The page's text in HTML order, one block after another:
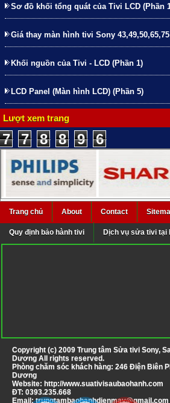
Sơ đồ khối tổng quát của Tivi LCD (Phần
Giá thay màn hình tivi Sony
Khối nguồn của Tivi - LCD (Phần 1)
LCD Panel (Màn hình LCD) (Phần 5)
Lượt xem trang
7 7 8 8 9 6
Trang chủ About Contact
Quy định bảo hành tivi Dịch vụ sửa tivi tại
Copyright (c) 2009 Trung tâm Sửa tivi Sony,
Dương All rights reserved.
Phòng chăm sóc khách hàng: 246 Điện Biên
Dương
Website: http://www.suativisaubaohanh.com
ĐT: 0393.235.668
Email:trungtambaohanhdienmay@gmail.com